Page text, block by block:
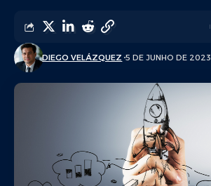
DIEGO VELÁZQUEZ 5 DE JUNHO DE 2023